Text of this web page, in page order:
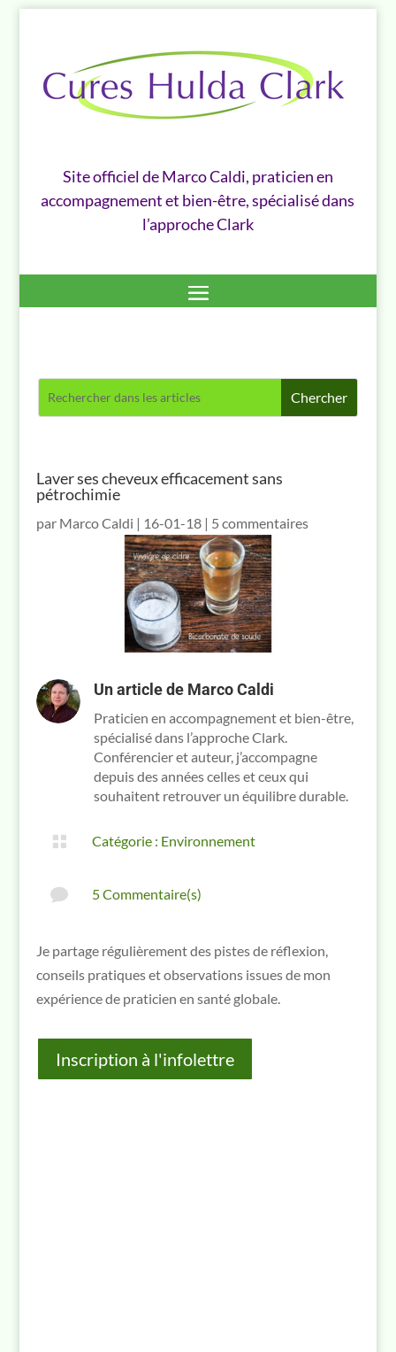
Site officiel de Marco Caldi, praticien en
accompagnement et bien-être, spécialisé dans
l’approche Clark
Laver ses cheveux efficacement sans
pétrochimie
par Marco Caldi | 16-01-18| 5 commentaires
Un article de Marco Caldi
Praticien en accompagnement et bien-être,
spécialisé dans l’approche Clark.
Conférencier et auteur, j’accompagne
depuis des années celles et ceux qui
souhaitent retrouver un équilibre durable.
 Catégorie : Environnement
 5 Commentaire(s)
Je partage régulièrement des pistes de réflexion,
conseils pratiques et observations issues de mon
expérience de praticien en santé globale.
Inscription à l'infolettre